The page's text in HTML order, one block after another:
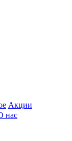
Акции
нас